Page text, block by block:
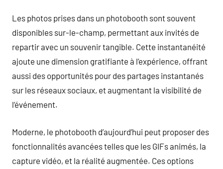
Les photos prises dans un photobooth sont souvent
disponibles sur-le-champ, permettant aux invités de
repartir avec un souvenir tangible. Cette instantanéité
ajoute une dimension gratifiante à l’expérience, offrant
aussi des opportunités pour des partages instantanés
sur les réseaux sociaux, et augmentant la visibilité de
l’événement.
Moderne, le photobooth d’aujourd’hui peut proposer des
fonctionnalités avancées telles que les GIFs animés, la
capture vidéo, et la réalité augmentée. Ces options